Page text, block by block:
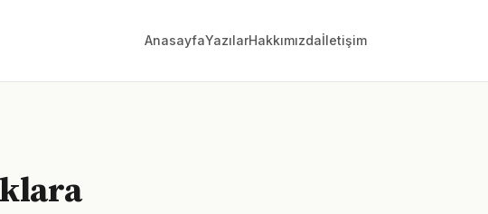
AnasayfaYazılarHakkımızdaİletişim